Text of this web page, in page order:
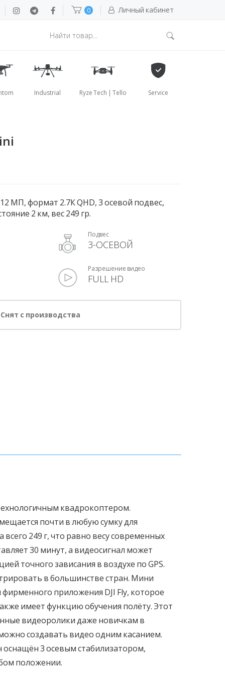
0 Личный кабинет
Industrial Ryze Tech | Tello Service
МП, формат 2.7К QHD, 3 осевой подвес,
2 км, вес 249 гр.
Подвес
3-ОСЕВОЙ
Разрешение видео
FULL HD
Снят с производства
квадрокоптером.
почти в любую сумку для
249 г, что равно весу современных
30 минут, а видеосигнал может
точного зависания в воздухе по GPS.
в большинстве стран. Мини
приложения DJI Fly, которое
имеет функцию обучения полёту. Этот
видеоролики даже новичкам в
создавать видео одним касанием.
3 осевым стабилизатором,
положении.